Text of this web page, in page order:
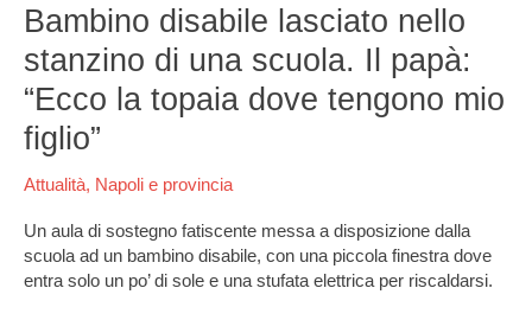
Bambino disabile lasciato nello
stanzino di una scuola. Il papà:
“Ecco la topaia dove tengono mio
figlio”
Attualità, Napoli e provincia
Un aula di sostegno fatiscente messa a disposizione dalla
scuola ad un bambino disabile, con una piccola finestra dove
entra solo un po’ di sole e una stufata elettrica per riscaldarsi.
disabile
lasciato
nello
stanzino
una
scuola.
Il
“Ecco
la
topaia